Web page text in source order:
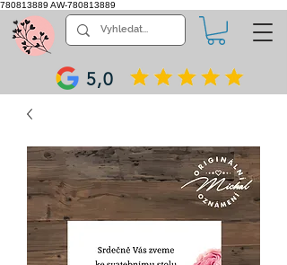
780813889 AW-780813889
5,0